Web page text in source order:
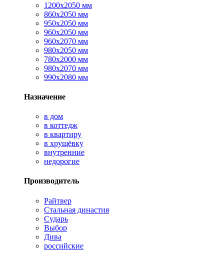
1200х2050 мм
860х2050 мм
950х2050 мм
960х2050 мм
960х2070 мм
980х2050 мм
780х2000 мм
980х2070 мм
990х2080 мм
Назначение
в дом
в коттедж
в квартиру
в хрущёвку
внутренние
недорогие
Производитель
Райтвер
Стальная династия
Сударь
Выбор
Дива
российские